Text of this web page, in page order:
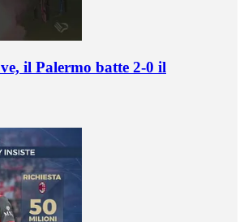
il Palermo batte 2-0 il